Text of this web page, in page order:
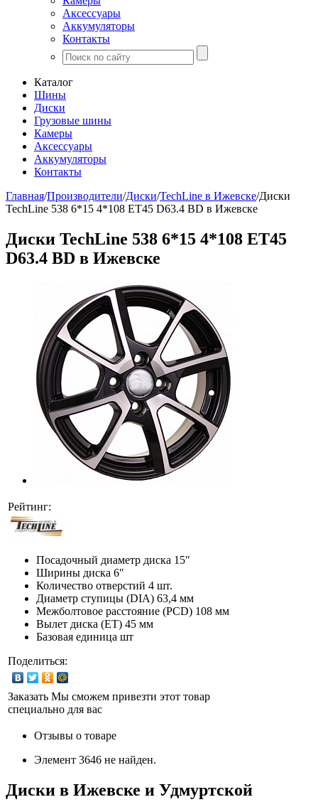
Аксессуары
Аккумуляторы
Контакты
Каталог
Шины
Диски
Грузовые шины
Камеры
Аксессуары
Аккумуляторы
Контакты
Главная/Производители/Диски/TechLine в Ижевске/Диски
TechLine 538 6*15 4*108 ET45 D63.4 BD в Ижевске
Диски TechLine 538 6*15 4*108 ET45
D63.4 BD в Ижевске
Рейтинг:
Посадочный диаметр диска 15″
Ширины диска 6″
Количество отверстий 4 шт.
Диаметр ступицы (DIA) 63,4 мм
Межболтовое расстояние (PCD) 108 мм
Вылет диска (ET) 45 мм
Базовая единица шт
Поделиться:
Заказать Мы сможем привезти этот товар
специально для вас
Отзывы о товаре
Элемент 3646 не найден.
Диски в Ижевске и Удмуртской